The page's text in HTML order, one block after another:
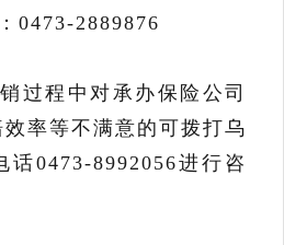
0473-2889876
过程中对承办保险公司
率等不满意的可拨打乌
话0473-8992056进行 咨